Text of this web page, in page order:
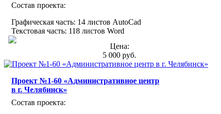
Состав проекта:
Графическая часть: 14 листов AutoCad
Текстовая часть: 118 листов Word
Цена:
5 000 руб.
Проект №1-60 «Административное центр
в г. Челябинск»
Состав проекта: